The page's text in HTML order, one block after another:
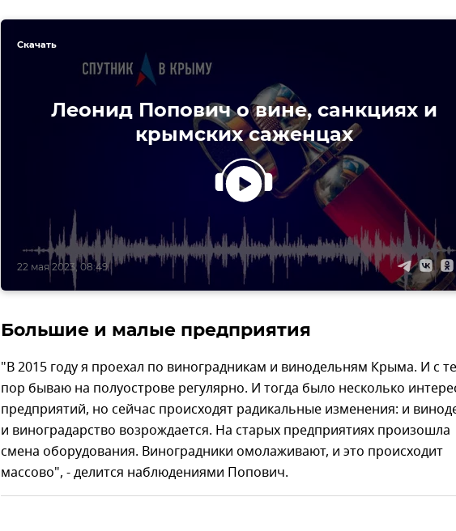
Леонид Попович о вине, санкциях и
крымских саженцах
22 мая 2023, 08:49
Скачать
Большие и малые предприятия
"В 2015 году я проехал по виноградникам и винодельням Крыма. И с
пор бываю на полуострове регулярно. И тогда было несколько
предприятий, но сейчас происходят радикальные изменения: и
и виноградарство возрождается. На старых предприятиях произошла
смена оборудования. Виноградники омолаживают, и это происходит
массово", - делится наблюдениями Попович.